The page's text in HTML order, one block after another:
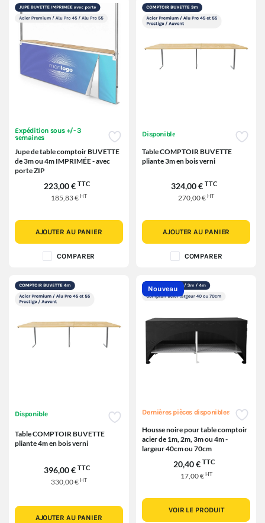
Expédition sous +/- 3
semaines
Jupe de table comptoir BUVETTE
de 3m ou 4m IMPRIMÉE - avec
porte ZIP
223,00 € TTC
185,83 €HT
AJOUTER AU PANIER
COMPARER
Disponible
Table COMPTOIR BUVETTE
pliante 3m en bois verni
324,00 € TTC
270,00 €HT
AJOUTER AU PANIER
COMPARER
Disponible
Table COMPTOIR BUVETTE
pliante 4m en bois verni
396,00 € TTC
330,00 €HT
AJOUTER AU PANIER
Nouveau
Dernières pièces disponibles
Housse noire pour table comptoir
acier de 1m, 2m, 3m ou 4m -
largeur 40cm ou 70cm
20,40 € TTC
17,00 €HT
VOIR LE PRODUIT